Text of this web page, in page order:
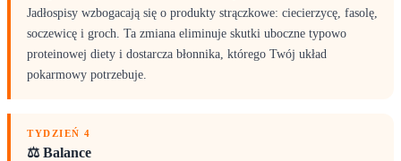
Jadłospisy wzbogacają się o produkty strączkowe: ciecierzycę, fasolę,
soczewicę i groch. Ta zmiana eliminuje skutki uboczne typowo
proteinowej diety i dostarcza błonnika, którego Twój układ
pokarmowy potrzebuje.
TYDZIEŃ 4
⚖️ Balance